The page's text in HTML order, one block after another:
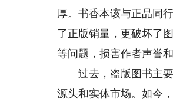
厚。书香本该与正品同
了正版销量，更破坏了
等问题，损害作者声誉和
过去，盗版图书主要
源头和实体市场。如今